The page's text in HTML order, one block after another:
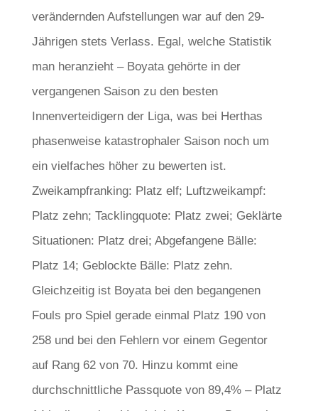
verändernden Aufstellungen war auf den 29-
Jährigen stets Verlass. Egal, welche Statistik
man heranzieht – Boyata gehörte in der
vergangenen Saison zu den besten
Innenverteidigern der Liga, was bei Herthas
phasenweise katastrophaler Saison noch um
ein vielfaches höher zu bewerten ist.
Zweikampfranking: Platz elf; Luftzweikampf:
Platz zehn; Tacklingquote: Platz zwei; Geklärte
Situationen: Platz drei; Abgefangene Bälle:
Platz 14; Geblockte Bälle: Platz zehn.
Gleichzeitig ist Boyata bei den begangenen
Fouls pro Spiel gerade einmal Platz 190 von
258 und bei den Fehlern vor einem Gegentor
auf Rang 62 von 70. Hinzu kommt eine
durchschnittliche Passquote von 89,4% – Platz